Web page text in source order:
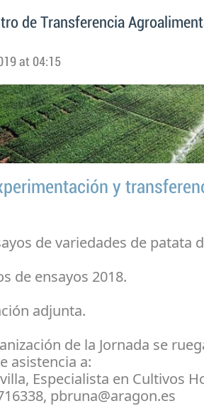
de Transferencia
at 04:15
y
de variedades de patata
de ensayos 2018.
adjunta.
de la Jornada se
asistencia a:
Especialista en Cultivos
pbruna@aragon.es